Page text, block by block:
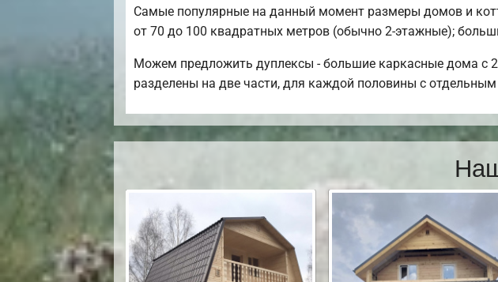
Самые популярные на данный момент размеры домов и
от 70 до 100 квадратных метров (обычно 2-этажные);
Можем предложить дуплексы - большие каркасные дома с
разделены на две части, для каждой половины с